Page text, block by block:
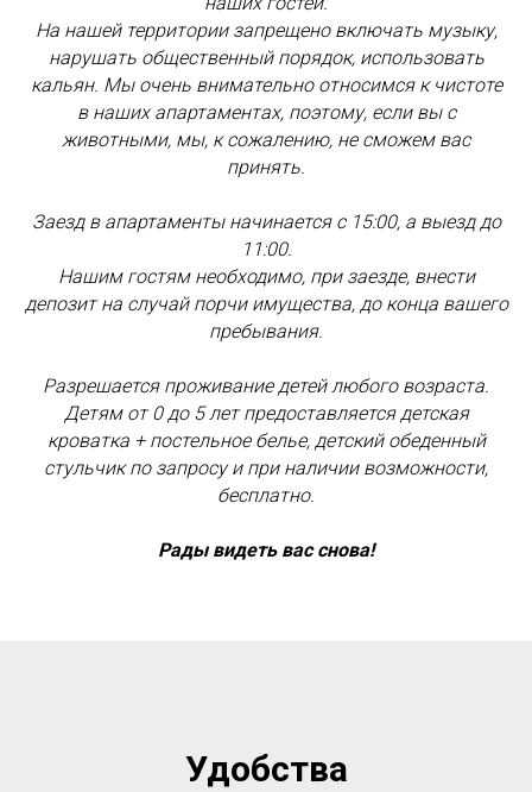
На нашей территории запрещено включать музыку,
нарушать общественный порядок, использовать
кальян. Мы очень внимательно относимся к чистоте
в наших апартаментах, поэтому, если вы с
животными, мы, к сожалению, не сможем вас
принять.
Заезд в апартаменты начинается с 15:00, а выезд до
11:00.
Нашим гостям необходимо, при заезде, внести
депозит на случай порчи имущества, до конца вашего
пребывания.
Разрешается проживание детей любого возраста.
Детям от 0 до 5 лет предоставляется детская
кроватка + постельное белье, детский обеденный
стульчик по запросу и при наличии возможности,
бесплатно.
Рады видеть вас снова!
Удобства